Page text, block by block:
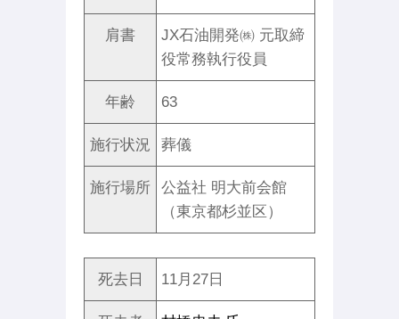
肩書
JX石油開発㈱ 元取締
役常務執行役員
年齢 63
施行状況 葬儀
施行場所
公益社 明大前会館
（東京都杉並区）
死去日 11月27日